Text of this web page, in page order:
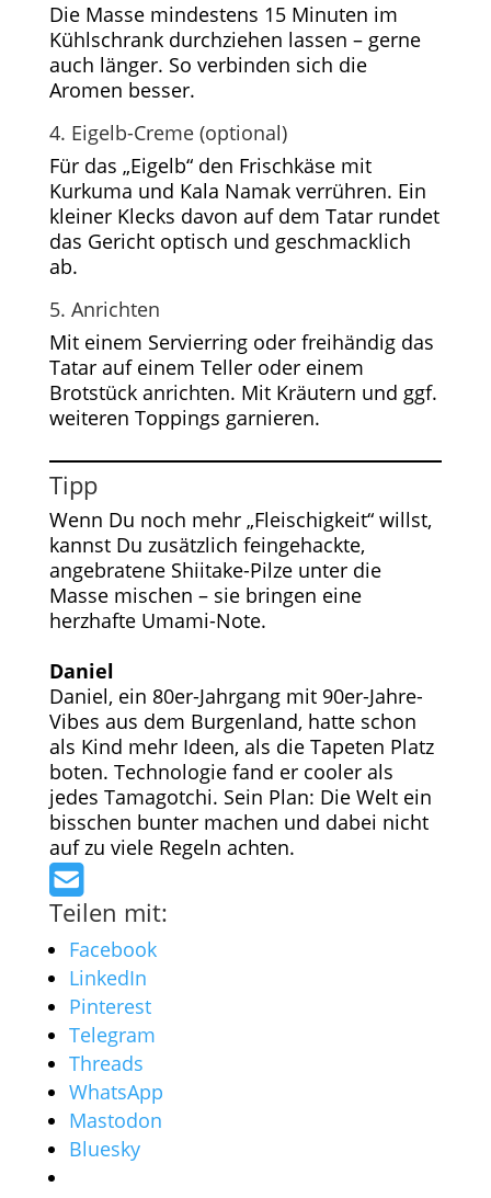
Die Masse mindestens 15 Minuten im
Kühlschrank durchziehen lassen – gerne
auch länger. So verbinden sich die
Aromen besser.
4. Eigelb-Creme (optional)
Für das „Eigelb“ den Frischkäse mit
Kurkuma und Kala Namak verrühren. Ein
kleiner Klecks davon auf dem Tatar rundet
das Gericht optisch und geschmacklich
ab.
5. Anrichten
Mit einem Servierring oder freihändig das
Tatar auf einem Teller oder einem
Brotstück anrichten. Mit Kräutern und ggf.
weiteren Toppings garnieren.
Tipp
Wenn Du noch mehr „Fleischigkeit“ willst,
kannst Du zusätzlich feingehackte,
angebratene Shiitake-Pilze unter die
Masse mischen – sie bringen eine
herzhafte Umami-Note.
Daniel
Daniel, ein 80er-Jahrgang mit 90er-Jahre-
Vibes aus dem Burgenland, hatte schon
als Kind mehr Ideen, als die Tapeten Platz
boten. Technologie fand er cooler als
jedes Tamagotchi. Sein Plan: Die Welt ein
bisschen bunter machen und dabei nicht
auf zu viele Regeln achten.
Teilen mit:
Facebook
LinkedIn
Pinterest
Telegram
Threads
WhatsApp
Mastodon
Bluesky